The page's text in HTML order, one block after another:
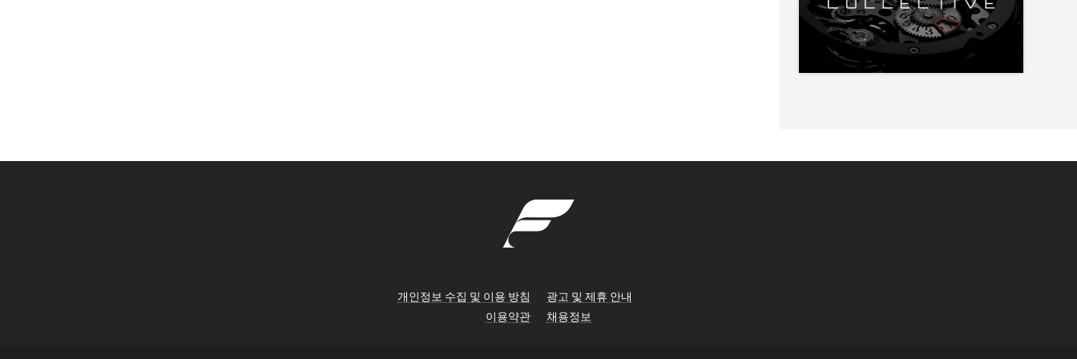
개인정보 수집 및 이용 방침
이용약관
광고 및 제휴 안내
채용정보